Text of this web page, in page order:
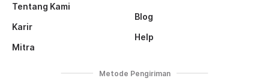
Tentang Kami
Karir
Mitra
Blog
Help
Metode Pengiriman